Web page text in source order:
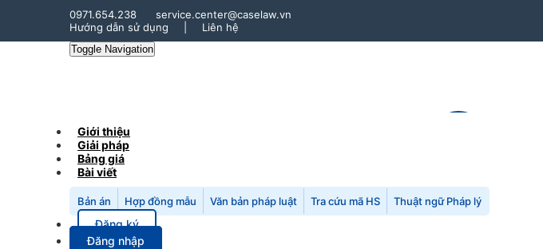
0971.654.238
service.center@caselaw.vn
Hướng dẫn sử dụng
Liên hệ
Toggle Navigation
Giới thiệu
Giải pháp
Bảng giá
Bài viết
Bản án Hợp đồng mẫu Văn bản pháp luật Tra cứu mã HS Thuật ngữ Pháp lý
Đăng ký
Đăng nhập